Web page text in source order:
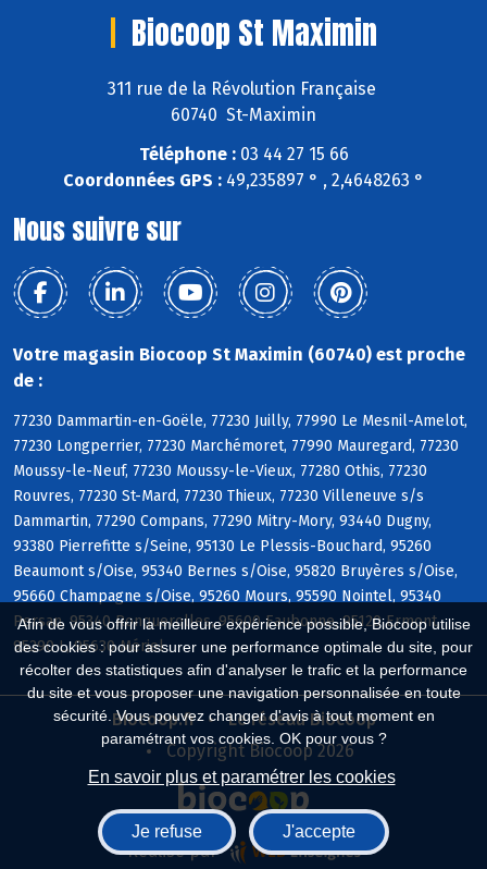
Afin de vous offrir la meilleure expérience possible, Biocoop utilise
des cookies : pour assurer une performance optimale du site, pour
récolter des statistiques afin d'analyser le trafic et la performance
du site et vous proposer une navigation personnalisée en toute
sécurité. Vous pouvez changer d'avis à tout moment en
paramétrant vos cookies. OK pour vous ?
En savoir plus et paramétrer les cookies
Je refuse J'accepte
Biocoop St Maximin
311 rue de la Révolution Française
60740 St-Maximin
Téléphone :03 44 27 15 66
Coordonnées GPS : 49,235897 ° , 2,4648263 °
Nous suivre sur
Votre magasin Biocoop St Maximin (60740) est proche
de :
77230 Dammartin-en-Goële, 77230 Juilly, 77990 Le Mesnil-Amelot,
77230 Longperrier, 77230 Marchémoret, 77990 Mauregard, 77230
Moussy-le-Neuf, 77230 Moussy-le-Vieux, 77280 Othis, 77230
Rouvres, 77230 St-Mard, 77230 Thieux, 77230 Villeneuve s/s
Dammartin, 77290 Compans, 77290 Mitry-Mory, 93440 Dugny,
93380 Pierrefitte s/Seine, 95130 Le Plessis-Bouchard, 95260
Beaumont s/Oise, 95340 Bernes s/Oise, 95820 Bruyères s/Oise,
95660 Champagne s/Oise, 95260 Mours, 95590 Nointel, 95340
Persan, 95340 Ronquerolles, 95600 Eaubonne, 95120 Ermont,
95290 L, 95630 Mériel
Biocoop.fr
Le réseau Biocoop
Copyright Biocoop 2026
Réalisé par